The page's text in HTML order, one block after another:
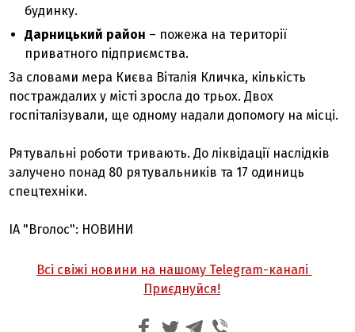
будинку.
Дарницький район – пожежа на території
приватного підприємства.
За словами мера Києва Віталія Кличка, кількість
постраждалих у місті зросла до трьох. Двох
госпіталізували, ще одному надали допомогу на місці.
Рятувальні роботи тривають. До ліквідації наслідків
залучено понад 80 рятувальників та 17 одиниць
спецтехніки.
ІА "Вголос": НОВИНИ
Всі свіжі новини на нашому Telegram-каналі
Приєднуйся!